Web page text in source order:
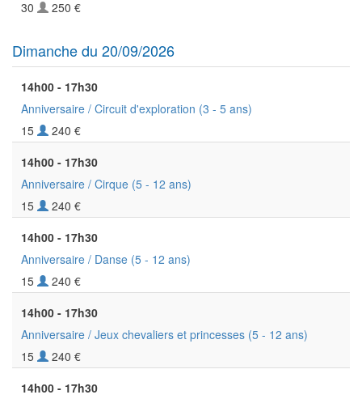
30 250 €
Dimanche du 20/09/2026
14h00 - 17h30
Anniversaire / Circuit d'exploration (3 - 5 ans)
15
240 €
14h00 - 17h30
Anniversaire / Cirque (5 - 12 ans)
15
240 €
14h00 - 17h30
Anniversaire / Danse (5 - 12 ans)
15
240 €
14h00 - 17h30
Anniversaire / Jeux chevaliers et princesses (5 - 12 ans)
15
240 €
14h00 - 17h30